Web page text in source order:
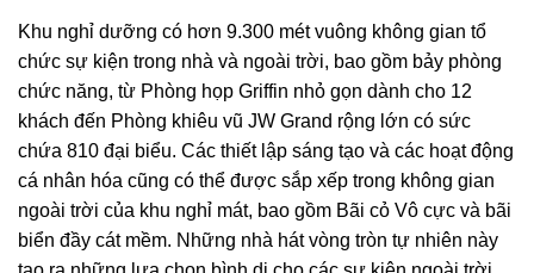
Khu nghỉ dưỡng có hơn 9.300 mét vuông không gian tổ
chức sự kiện trong nhà và ngoài trời, bao gồm bảy phòng
chức năng, từ Phòng họp Griffin nhỏ gọn dành cho 12
khách đến Phòng khiêu vũ JW Grand rộng lớn có sức
chứa 810 đại biểu. Các thiết lập sáng tạo và các hoạt động
cá nhân hóa cũng có thể được sắp xếp trong không gian
ngoài trời của khu nghỉ mát, bao gồm Bãi cỏ Vô cực và bãi
biển đầy cát mềm. Những nhà hát vòng tròn tự nhiên này